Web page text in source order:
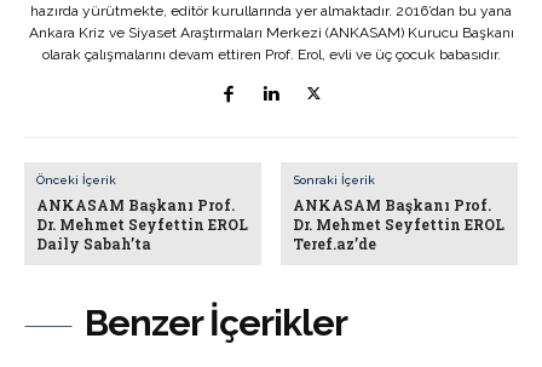
Benzer İçerikler
hazırda yürütmekte, editör kurullarında yer almaktadır. 2016’dan bu yana
Ankara Kriz ve Siyaset Araştırmaları Merkezi (ANKASAM) Kurucu Başkanı
olarak çalışmalarını devam ettiren Prof. Erol, evli ve üç çocuk babasıdır.
Önceki İçerik
ANKASAM Başkanı Prof.
Dr. Mehmet Seyfettin EROL
Daily Sabah’ta
Sonraki İçerik
ANKASAM Başkanı Prof.
Dr. Mehmet Seyfettin EROL
Teref.az’de